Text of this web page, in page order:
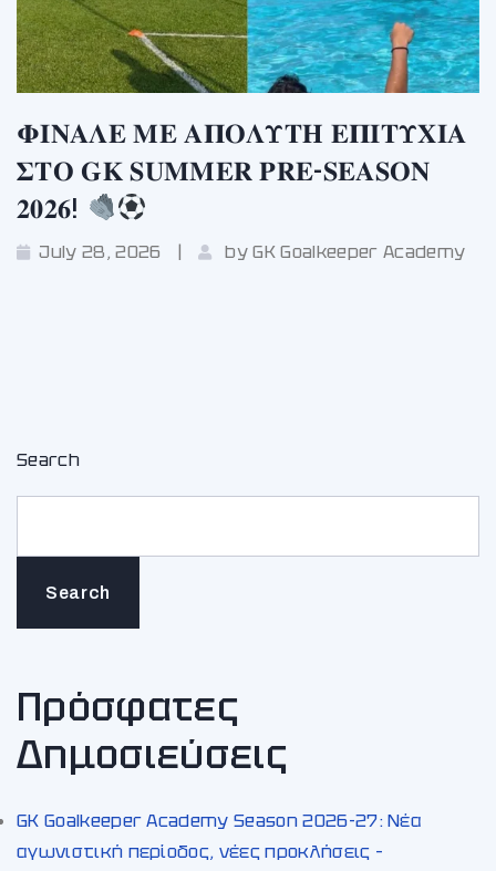
𝚽𝚰𝚴𝚨𝚲𝚬 𝚳𝚬 𝚨𝚷𝚶𝚲𝚼𝚻𝚮 𝚬𝚷𝚰𝚻𝚼𝚾𝚰𝚨
𝚺𝚻𝚶 𝐆𝐊 𝐒𝐔𝐌𝐌𝐄𝐑 𝐏𝐑𝐄-𝐒𝐄𝐀𝐒𝐎𝐍
𝟐𝟎𝟐𝟔!
July 28, 2026 byGK Goalkeeper Academy
Search
Search
Πρόσφατες
Δημοσιεύσεις
GK Goalkeeper Academy Season 2026-27: Νέα
αγωνιστική περίοδος, νέες προκλήσεις –